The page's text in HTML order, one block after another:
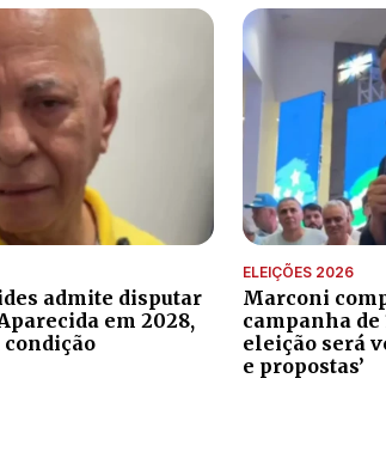
admite disputar
em 2028,
condição
ELEIÇÕES 2026
Marconi
campanha de
eleição será
e propostas’